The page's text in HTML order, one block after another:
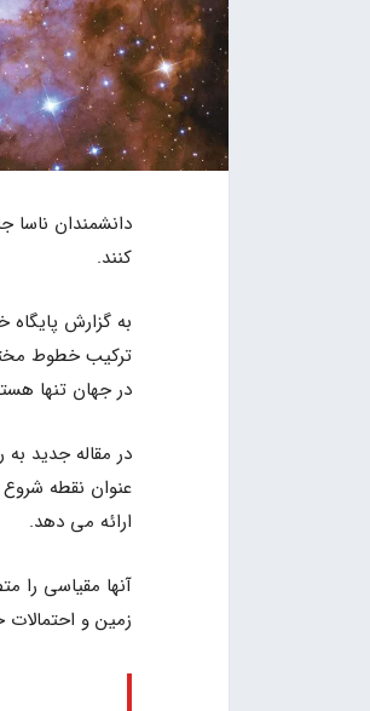
دانشمندان ناسا
کنند.
به گزارش
ترکیب خطوط
در جهان تنها
در مقاله جدید
عنوان نقطه
ارائه می دهد.
آنها مقیاسی را
زمین و